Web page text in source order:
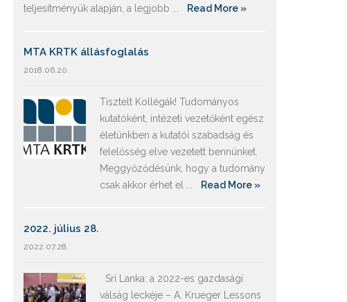
teljesítményük alapján, a legjobb ...
Read More »
MTA KRTK állásfoglalás
2018.06.20.
Tisztelt Kollégák! Tudományos
kutatóként, intézeti vezetőként egész
életünkben a kutatói szabadság és
felelősség elve vezetett bennünket.
Meggyőződésünk, hogy a tudomány
csak akkor érhet el ...
Read More »
2022. július 28.
2022.07.28.
Srí Lanka: a 2022-es gazdasági
válság leckéje – A. Krueger Lessons